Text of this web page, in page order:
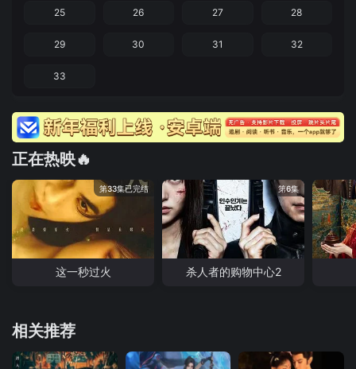
25 26 27 28
29 30 31 32
33
正在热映🔥
第33集已完结
这一秒过火
第6集
杀人者的购物中心2
相关推荐